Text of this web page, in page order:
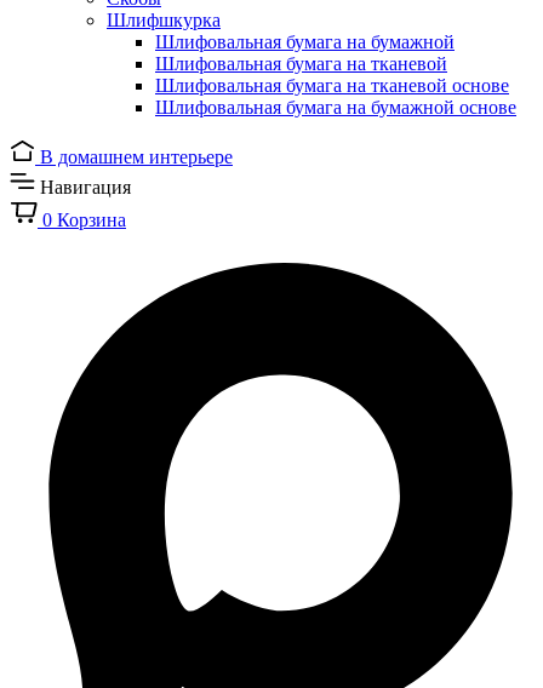
Шлифшкурка
Шлифовальная бумага на бумажной
Шлифовальная бумага на тканевой
Шлифовальная бумага на тканевой основе
Шлифовальная бумага на бумажной основе
В домашнем интерьере
Навигация
0 Корзина